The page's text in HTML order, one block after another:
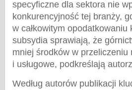
specyficzne dla sektora nie
konkurencyjność tej branży,
w całkowitym
subsydia sprawiają, że
mniej środków w przeliczeniu
i usługowe, podkreślają
Według autorów publikacji